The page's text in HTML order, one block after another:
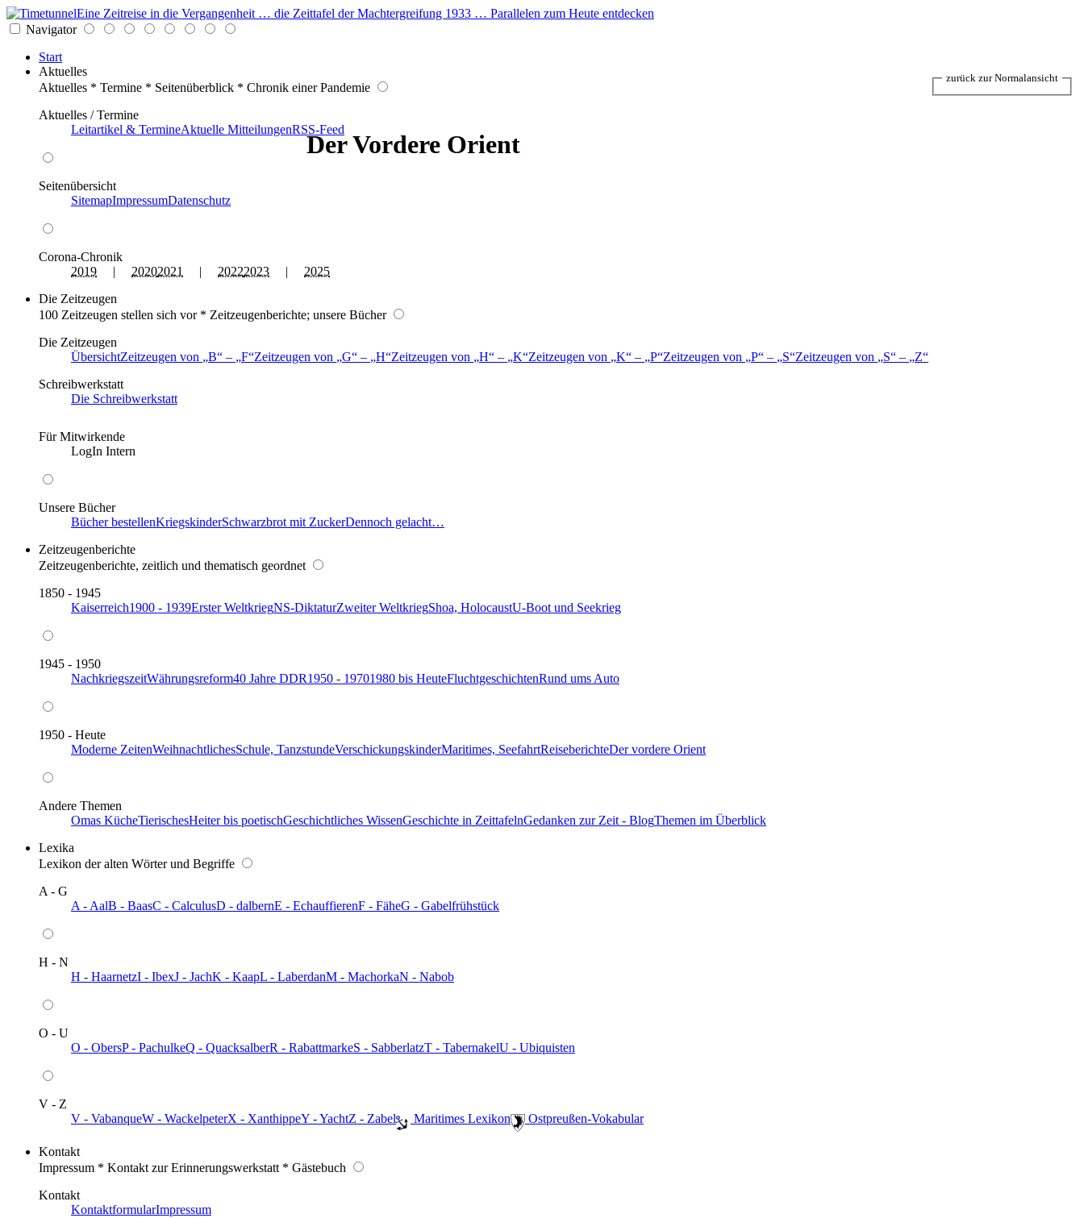
Eine Zeitreise in die Vergangenheit … die Zeittafel der Machtergreifung 1933 … Parallelen zum Heute entdecken
Navigator
Start
Aktuelles
Aktuelles * Termine * Seitenüberblick * Chronik einer Pandemie
Aktuelles / Termine
Leitartikel & TermineAktuelle MitteilungenRSS-Feed
Seitenübersicht
SitemapImpressumDatenschutz
Corona-Chronik
2019 | 20202021 | 20222023 | 2025
Die Zeitzeugen
100 Zeitzeugen stellen sich vor * Zeitzeugenberichte; unsere Bücher
Die Zeitzeugen
ÜbersichtZeitzeugen von B – F Zeitzeugen von G – H Zeitzeugen von H – K Zeitzeugen von K – P Zeitzeugen von P – S Zeitzeugen von S –
Z
Schreibwerkstatt
Die Schreibwerkstatt
Für Mitwirkende
LogIn Intern
Unsere Bücher
Bücher bestellenKriegskinderSchwarzbrot mit ZuckerDennoch gelacht…
Zeitzeugenberichte
Zeitzeugenberichte, zeitlich und thematisch geordnet
1850 - 1945
Kaiserreich1900 - 1939Erster WeltkriegNS-DiktaturZweiter WeltkriegShoa, HolocaustU-Boot und Seekrieg
1945 - 1950
NachkriegszeitWährungsreform40 Jahre DDR1950 - 19701980 bis HeuteFluchtgeschichtenRund ums Auto
1950 - Heute
Moderne ZeitenWeihnachtlichesSchule, TanzstundeVerschickungskinderMaritimes, SeefahrtReiseberichteDer vordere Orient
Andere Themen
Omas KücheTierischesHeiter bis poetischGeschichtliches WissenGeschichte in ZeittafelnGedanken zur Zeit - BlogThemen im Überblick
Lexika
Lexikon der alten Wörter und Begriffe
A - G
A - AalB - BaasC - CalculusD - dalbernE - EchauffierenF - FäheG - Gabelfrühstück
H - N
H - HaarnetzI - IbexJ - JachK - KaapL - LaberdanM - MachorkaN - Nabob
O - U
O - ObersP - PachulkeQ - QuacksalberR - RabattmarkeS - SabberlatzT - TabernakelU - Ubiquisten
V - Z
V - VabanqueW - WackelpeterX - XanthippeY - YachtZ - Zabel ️ Maritimes Lexikon ️ Ostpreußen-Vokabular
Kontakt
Impressum * Kontakt zur Erinnerungswerkstatt * Gästebuch
Kontakt
KontaktformularImpressum
Der Vordere Orient
zurück zur Normalansicht